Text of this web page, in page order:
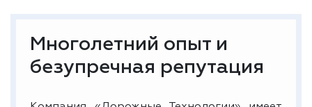
Многолетний опыт и
безупречная репутация